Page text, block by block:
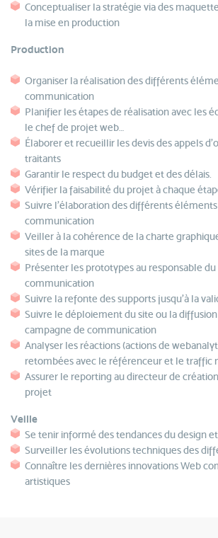
Conceptualiser la stratégie via des
la mise en production
Production
Organiser la réalisation des différents
communication
Planifier les étapes de réalisation avec les
le chef de projet web…
Élaborer et recueillir les devis des appels
traitants
Garantir le respect du budget et des délais.
Vérifier la faisabilité du projet à chaque
Suivre l’élaboration des différents
communication
Veiller à la cohérence de la charte
sites de la marque
Présenter les prototypes au responsable
communication
Suivre la refonte des supports jusqu’à la
Suivre le déploiement du site ou la
campagne de communication
Analyser les réactions (actions de
retombées avec le référenceur et le traffic
Assurer le reporting au directeur de
projet
Veille
Se tenir informé des tendances du design
Surveiller les évolutions techniques des
Connaître les dernières innovations Web
artistiques